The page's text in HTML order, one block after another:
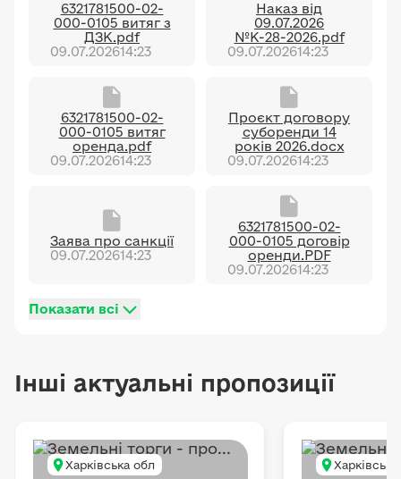
6321781500-02-
000-0105 витяг з
ДЗК.pdf
09.07.202614:23
Наказ від
09.07.2026
№К-28-2026.pdf
09.07.202614:23
6321781500-02-
000-0105 витяг
оренда.pdf
09.07.202614:23
Проєкт договору
суборенди 14
років 2026.docx
09.07.202614:23
Заява про санкції
09.07.202614:23
6321781500-02-
000-0105 договір
оренди.PDF
09.07.202614:23
Показати всі
Інші актуальні пропозиції
Харківська обл